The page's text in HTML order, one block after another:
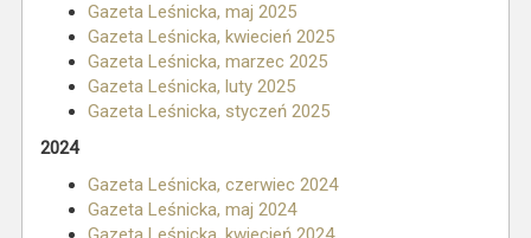
Gazeta Leśnicka, maj 2025
Gazeta Leśnicka, kwiecień 2025
Gazeta Leśnicka, marzec 2025
Gazeta Leśnicka, luty 2025
Gazeta Leśnicka, styczeń 2025
2024
Gazeta Leśnicka, czerwiec 2024
Gazeta Leśnicka, maj 2024